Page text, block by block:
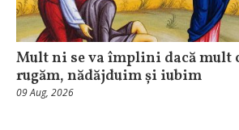
Mult ni se va împlini dacă mult
rugăm, nădăjduim și iubim
09 Aug, 2026